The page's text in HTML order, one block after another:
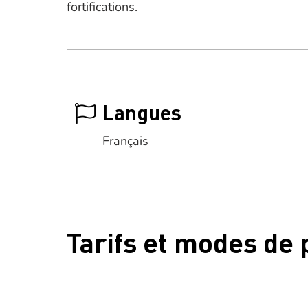
fortifications.
Langues
Français
Tarifs et modes de